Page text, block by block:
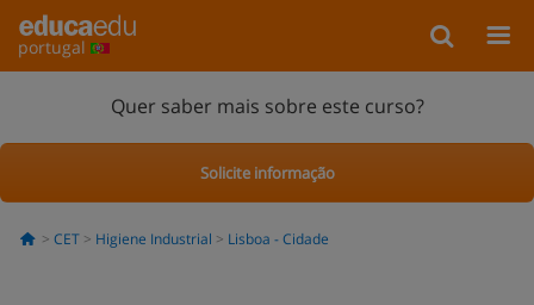
portugal
Quer saber mais sobre este curso?
Solicite informação
CET Higiene Industrial Lisboa - Cidade